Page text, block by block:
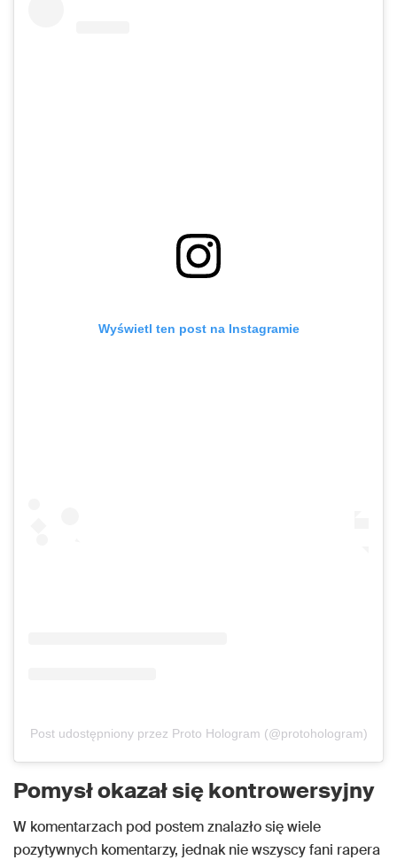
Wyświetl ten post na Instagramie
Post udostępniony przez Proto Hologram (@protohologram)
Pomysł okazał się kontrowersyjny
W komentarzach pod postem znalazło się wiele
pozytywnych komentarzy, jednak nie wszyscy fani rapera